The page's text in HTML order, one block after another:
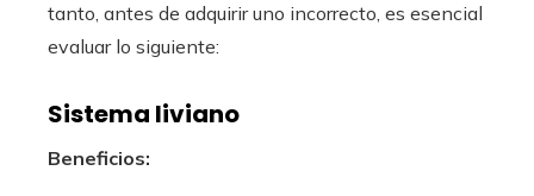
tanto, antes de adquirir uno incorrecto, es esencial
evaluar lo siguiente:
Sistema liviano
Beneficios: